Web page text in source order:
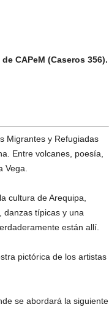
CAPeM (Caseros 356).
Migrantes y Refugiadas
Entre volcanes, poesía,
Vega.
cultura de Arequipa,
danzas típicas y una
están allí.
pictórica de los artistas
se abordará la siguiente